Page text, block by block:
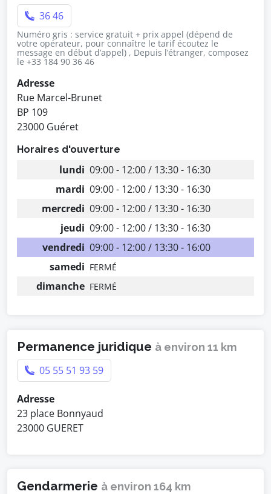
36 46
Numéro gris : service gratuit + prix appel (dépend de
votre opérateur, pour connaître le tarif écoutez le
message en début d’appel) , Depuis l’étranger, composez
le +33 184 90 36 46
Adresse
Rue Marcel-Brunet
BP 109
23000 Guéret
Horaires d'ouverture
lundi 09:00 - 12:00 / 13:30 - 16:30
mardi 09:00 - 12:00 / 13:30 - 16:30
mercredi 09:00 - 12:00 / 13:30 - 16:30
jeudi 09:00 - 12:00 / 13:30 - 16:30
vendredi 09:00 - 12:00 / 13:30 - 16:00
samedi FERMÉ
dimanche FERMÉ
Permanence juridique à environ 11 km
05 55 51 93 59
Adresse
23 place Bonnyaud
23000 GUERET
Gendarmerie à environ 164 km